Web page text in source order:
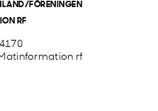
FÖRENINGEN
RF
rf